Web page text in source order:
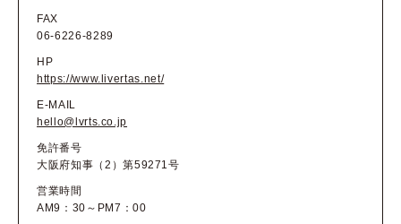
FAX
06-6226-8289
HP
https://www.livertas.net/
E-MAIL
hello@lvrts.co.jp
免許番号
大阪府知事（2）第59271号
営業時間
AM9：30～PM7：00